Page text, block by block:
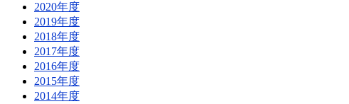
2020年度
2019年度
2018年度
2017年度
2016年度
2015年度
2014年度